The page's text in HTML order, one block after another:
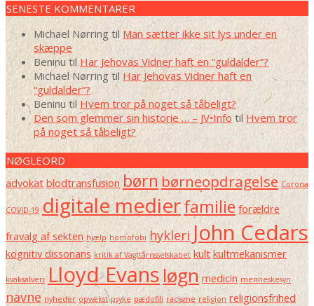
SENESTE KOMMENTARER
Michael Nørring til Man sætter ikke sit lys under en
skæppe
Beninu til Har Jehovas Vidner haft en “guldalder”?
Michael Nørring til Har Jehovas Vidner haft en
“guldalder”?
Beninu til Hvem tror på noget så tåbeligt?
Den som glemmer sin historie … – JV•Info til Hvem tror
på noget så tåbeligt?
NØGLEORD
advokat blodtransfusion børn børneopdragelse Corona
COVID-19 digitale medierfamilie forældre
fravalg af sekten hjælp homofobi hykleri John Cedars
kognitiv dissonans kritik af Vagttårnsselskabet kult kultmekanismer
kvaksalveri Lloyd Evansløgn medicin menneskesyn
navne nyheder opvækst psyke pædofili racisme religion religionsfrihed